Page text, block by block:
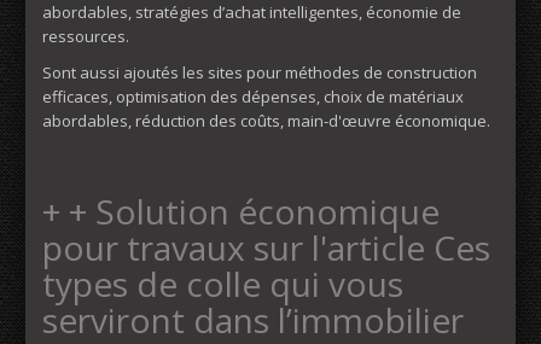
abordables, stratégies d’achat intelligentes, économie de
ressources.
Sont aussi ajoutés les sites pour méthodes de construction
efficaces, optimisation des dépenses, choix de matériaux
abordables, réduction des coûts, main-d'œuvre économique.
+ + Solution économique
pour travaux sur l'article Ces
types de colle qui vous
serviront dans l’immobilier